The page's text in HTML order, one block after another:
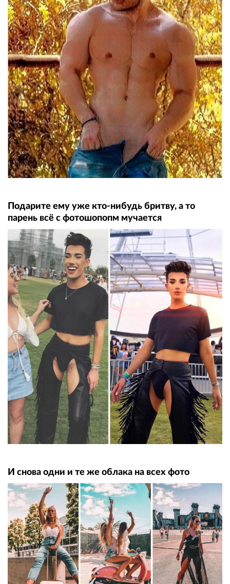
Подарите ему уже кто-нибудь бритву, а то
парень всё с фотошопопм мучается
И снова одни и те же облака на всех фото